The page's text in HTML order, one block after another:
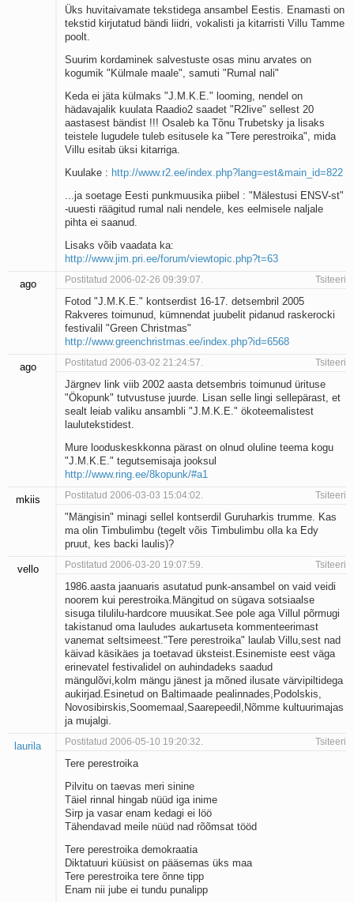
Ei mullast
Avanemine
Laul teost
Põhi, lõuna, ida, lääs
Elupõline kaja
Omaette
Perekondlik
Kassimäng
Läänemere lained
Üle müüri
Valgusemaastikud
Kaks pihtimust
Ahtumine
Braueri lint
Üks huvitaivamate tekstidega ansambel Eestis. Enamasti on
tekstid kirjutatud bändi liidri, vokalisti ja kitarristi Villu Tamme
poolt.
Suurim kordaminek salvestuste osas minu arvates on
kogumik "Külmale maale", samuti "Rumal nali"
Keda ei jäta külmaks "J.M.K.E." looming, nendel on
hädavajalik kuulata Raadio2 saadet "R2live" sellest 20
aastasest bändist !!! Osaleb ka Tõnu Trubetsky ja lisaks
teistele lugudele tuleb esitusele ka "Tere perestroika", mida
Villu esitab üksi kitarriga.
Kuulake : http://www.r2.ee/index.php?lang=est&main_id=822
...ja soetage Eesti punkmuusika piibel : "Mälestusi ENSV-st"
-uuesti räägitud rumal nali nendele, kes eelmisele naljale
pihta ei saanud.
Lisaks võib vaadata ka:
http://www.jim.pri.ee/forum/viewtopic.php?t=63
ago Postitatud 2006-02-26 09:39:07. Tsiteeri
Fotod "J.M.K.E." kontserdist 16-17. detsembril 2005
Rakveres toimunud, kümnendat juubelit pidanud raskerocki
festivalil "Green Christmas"
http://www.greenchristmas.ee/index.php?id=6568
ago Postitatud 2006-03-02 21:24:57. Tsiteeri
Järgnev link viib 2002 aasta detsembris toimunud ürituse
"Ökopunk" tutvustuse juurde. Lisan selle lingi sellepärast, et
sealt leiab valiku ansambli "J.M.K.E." ökoteemalistest
laulutekstidest.
Mure looduskeskkonna pärast on olnud oluline teema kogu
"J.M.K.E." tegutsemisaja jooksul
http://www.ring.ee/8kopunk/#a1
mkiis Postitatud 2006-03-03 15:04:02. Tsiteeri
"Mängisin" minagi sellel kontserdil Guruharkis trumme. Kas
ma olin Timbulimbu (tegelt võis Timbulimbu olla ka Edy
pruut, kes backi laulis)?
vello Postitatud 2006-03-20 19:07:59. Tsiteeri
1986.aasta jaanuaris asutatud punk-ansambel on vaid veidi
noorem kui perestroika.Mängitud on sügava sotsiaalse
sisuga tilulilu-hardcore muusikat.See pole aga Villul põrmugi
takistanud oma lauludes aukartuseta kommenteerimast
vanemat seltsimeest."Tere perestroika" laulab Villu,sest nad
käivad käsikäes ja toetavad üksteist.Esinemiste eest väga
erinevatel festivalidel on auhindadeks saadud
mängulõvi,kolm mängu jänest ja mõned ilusate värvipiltidega
aukirjad.Esinetud on Baltimaade pealinnades,Podolskis,
Novosibirskis,Soomemaal,Saarepeedil,Nõmme kultuurimajas
ja mujalgi.
laurila Postitatud 2006-05-10 19:20:32. Tsiteeri
Tere perestroika
Pilvitu on taevas meri sinine
Täiel rinnal hingab nüüd iga inime
Sirp ja vasar enam kedagi ei löö
Tähendavad meile nüüd nad rõõmsat tööd
Tere perestroika demokraatia
Diktatuuri küüsist on pääsemas üks maa
Tere perestroika tere õnne tipp
Enam nii jube ei tundu punalipp